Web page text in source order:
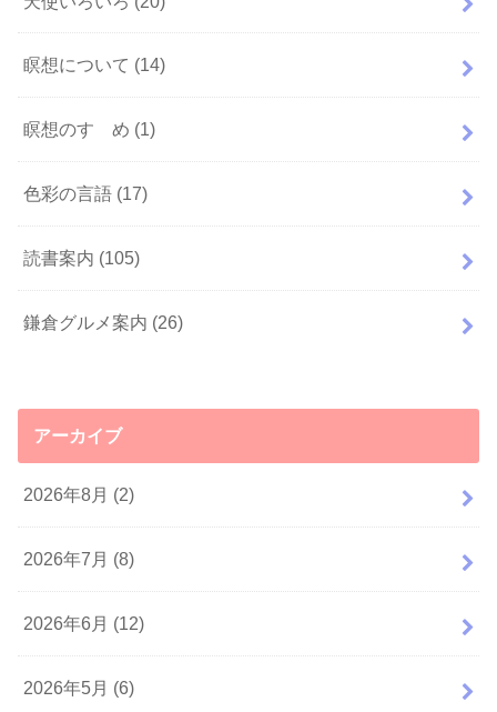
瞑想について (14)
瞑想のすゝめ (1)
色彩の言語 (17)
読書案内 (105)
鎌倉グルメ案内 (26)
アーカイブ
2026年8月 (2)
2026年7月 (8)
2026年6月 (12)
2026年5月 (6)